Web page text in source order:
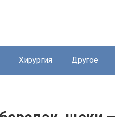
Хирургия Другое